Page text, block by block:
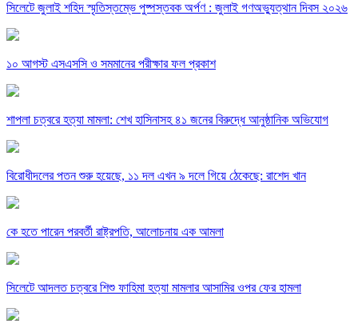
সিলেটে জুলাই শহিদ স্মৃতিস্তম্ভে পুষ্পস্তবক অর্পণ : জুলাই গণঅভ্যুত্থান দিবস ২০২৬
১০ আগস্ট এসএসসি ও সমমানের পরীক্ষার ফল প্রকাশ
শাপলা চত্বরে হত্যা মামলা: শেখ হাসিনাসহ ৪১ জনের বিরুদ্ধে আনুষ্ঠানিক অভিযোগ
বিরোধীদলের পতন শুরু হয়েছে, ১১ দল এখন ৯ দলে গিয়ে ঠেকেছে: রাশেদ খান
কে হতে পারেন পরবর্তী রাষ্ট্রপতি, আলোচনায় এক আমলা
সিলেটে আদলত চত্বরে শিশু ফাহিমা হত্যা মামলার আসামির ওপর ফের হামলা